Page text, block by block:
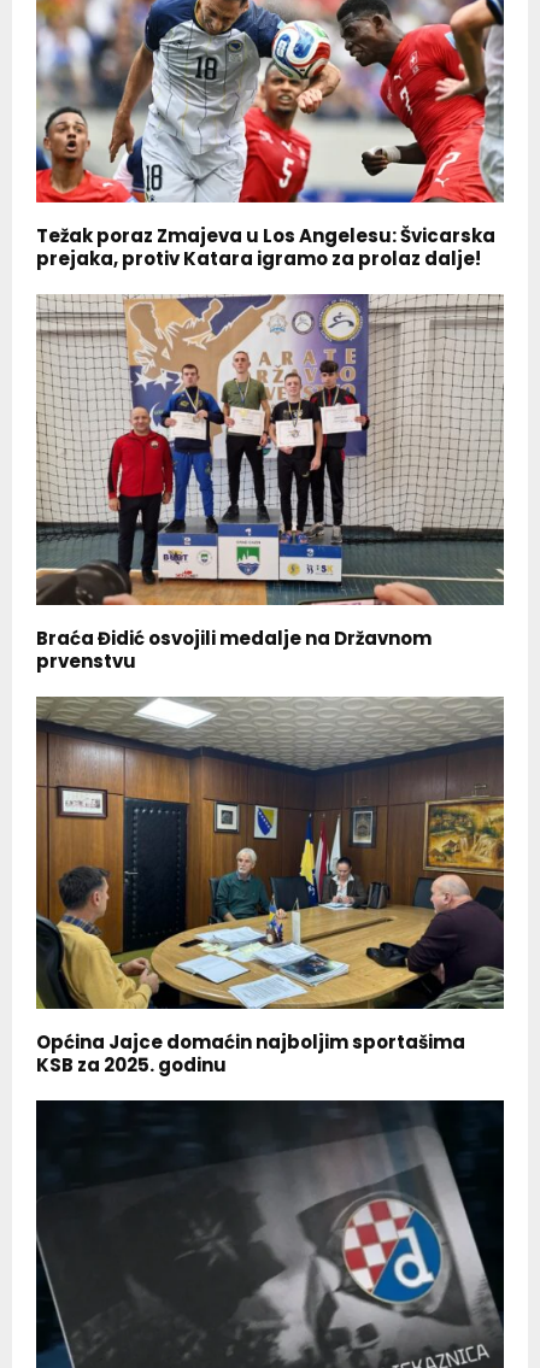
Težak poraz Zmajeva u Los Angelesu: Švicarska
prejaka, protiv Katara igramo za prolaz dalje!
Braća Đidić osvojili medalje na Državnom
prvenstvu
Općina Jajce domaćin najboljim sportašima
KSB za 2025. godinu